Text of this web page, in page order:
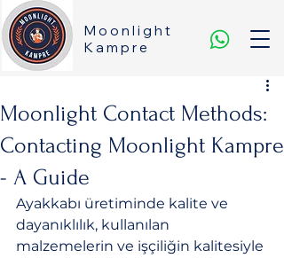
Moonlight
Kampre
Moonlight Contact Methods:
Contacting Moonlight Kampre
- A Guide
Ayakkabı üretiminde kalite ve
dayanıklılık, kullanılan
malzemelerin ve işçiliğin kalitesiyle